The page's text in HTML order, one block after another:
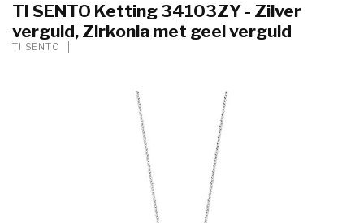
TI SENTO Ketting 34103ZY - Zilver
verguld, Zirkonia met geel verguld
TI SENTO